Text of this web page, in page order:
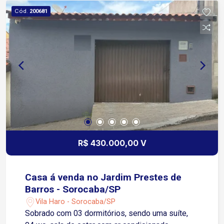
Cód. 200681
R$ 430.000,00 V
Casa á venda no Jardim Prestes de
Barros - Sorocaba/SP
Vila Haro - Sorocaba/SP
Sobrado com 03 dormitórios, sendo uma suíte,